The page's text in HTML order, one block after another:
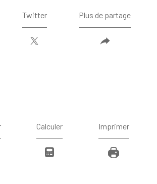
Twitter Plus de partage
Calculer Imprimer